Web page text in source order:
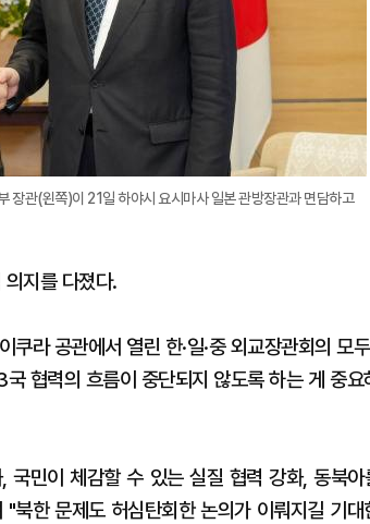
장관(왼쪽)이 21일 하야시 요시마사 일본 관방장관과 면담하고
의지를 다졌다.
라 공관에서 열린 한·일·중 외교장관회의 모
협력의 흐름이 중단되지 않도록 하는 게 중요
민이 체감할 수 있는 실질 협력 강화, 동북아
북한 문제도 허심탄회한 논의가 이뤄지길 기대